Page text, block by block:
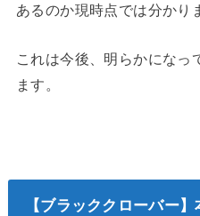
あるのか現時点では分かり
これは今後、明らかになっ
ます。
【ブラッククローバー